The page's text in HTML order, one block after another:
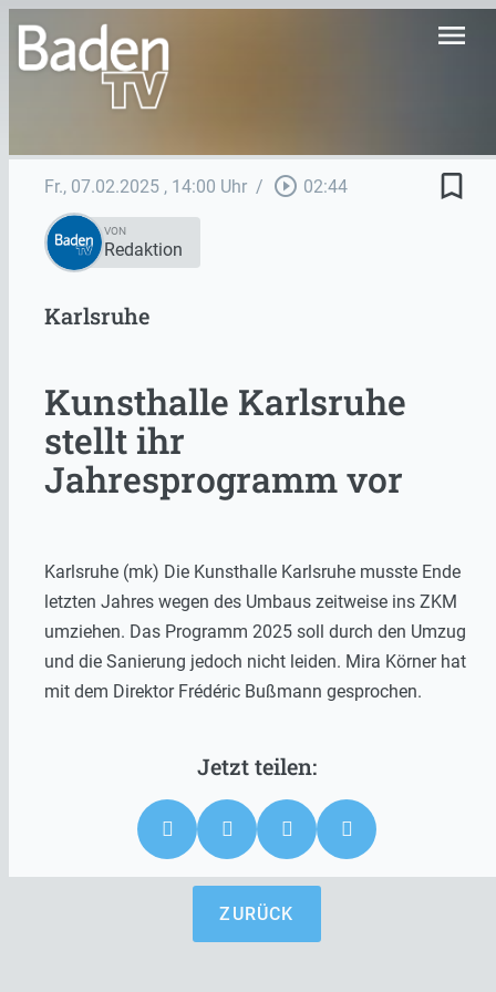
menu
Fr., 07.02.2025 , 14:00 Uhr / play_circle_outline 02:44 bookmark_border
VON
Redaktion
Karlsruhe
Kunsthalle Karlsruhe
stellt ihr
Jahresprogramm vor
Karlsruhe (mk) Die Kunsthalle Karlsruhe musste Ende
letzten Jahres wegen des Umbaus zeitweise ins ZKM
umziehen. Das Programm 2025 soll durch den Umzug
und die Sanierung jedoch nicht leiden. Mira Körner hat
mit dem Direktor Frédéric Bußmann gesprochen.
ZURÜCK